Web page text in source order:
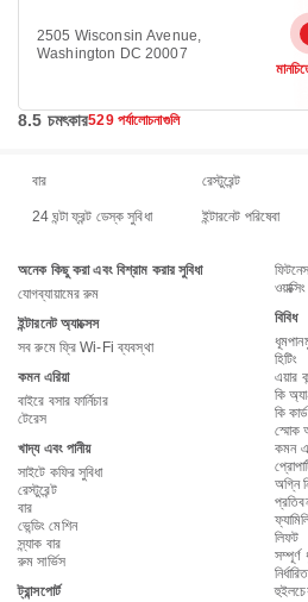
2505 Wisconsin Avenue,
Washington DC 20007
8.5 চমৎকার529 পর্যালোচনাগুলি
বার রেস্টুরেন্ট
24 ঘন্টা ফ্রন্ট ডেস্ক সুবিধা ইন্টারনেট পরিষেবা
অনেক কিছু করা এবং বিশ্রাম করার সুবিধা
যোগব্যায়ামের রুম
ইন্টারনেট অ্যাক্সেস
সব রুমে ফ্রি Wi-Fi ব্যবস্থা
কমন এরিয়া
বাইরে বসার ফার্নিচার
টেরেস
খাদ্য এবং পানীয়
সাইটে কফির সুবিধা
রেস্টুরেন্ট
বার
ভেন্ডিং মেশিন
স্ন্যাক বার
রুম সার্ভিস
ট্রান্সপোর্ট
বিবিধ
হিটিং
এয়ার
কি
কি
স্মোক
কমন
অগ্নি
লিফট
সম্পূর্ণ